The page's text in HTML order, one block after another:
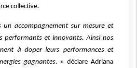
collective.
un accompagnement sur mesure et
performants et innovants. Ainsi nos
à doper leurs performances et
gagnantes. » déclare Adriana